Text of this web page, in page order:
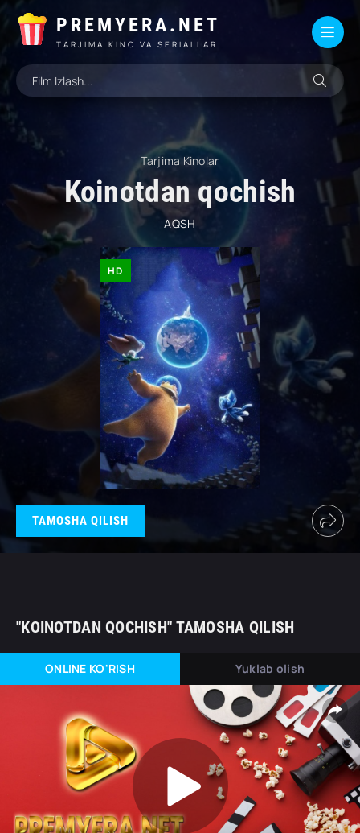
PREMYERA.NET
TARJIMA KINO VA SERIALLAR
Tarjima Kinolar
Koinotdan qochish
AQSH
HD
TAMOSHA QILISH
"KOINOTDAN QOCHISH" TAMOSHA QILISH
ONLINE KO'RISH Yuklab olish